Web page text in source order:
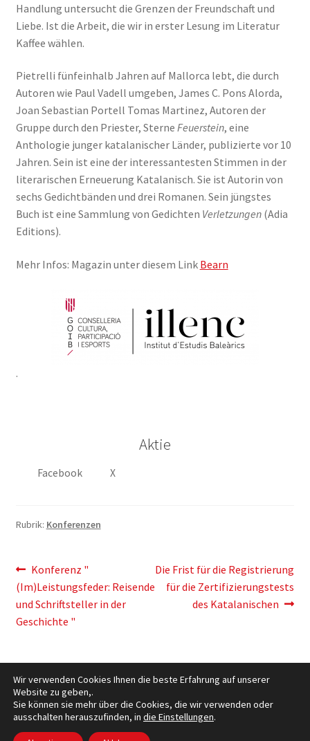
Handlung untersucht die Grenzen der Freundschaft und
Liebe. Ist die Arbeit, die wir in erster Lesung im Literatur
Kaffee wählen.
Pietrelli fünfeinhalb Jahren auf Mallorca lebt, die durch
Autoren wie Paul Vadell umgeben, James C. Pons Alorda,
Joan Sebastian Portell Tomas Martinez, Autoren der
Gruppe durch den Priester, Sterne Feuerstein, eine
Anthologie junger katalanischer Länder, publizierte vor 10
Jahren. Sein ist eine der interessantesten Stimmen in der
literarischen Erneuerung Katalanisch. Sie ist Autorin von
sechs Gedichtbänden und drei Romanen. Sein jüngstes
Buch ist eine Sammlung von Gedichten Verletzungen(Adia
Editions).
Mehr Infos: Magazin unter diesem Link Bearn
.
Aktie
Facebook X
Rubrik: Konferenzen
Artikelnavigation
Vorherigen
Post:
Konferenz "
(Im)Leistungsfeder: Reisende
und Schriftsteller in der
Geschichte "
Der
nächste
Eintrag:
Die Frist für die Registrierung
für die Zertifizierungstests
des Katalanischen
– © Ccluxemburg 2006 - 2026 –
Wir verwenden Cookies Ihnen die beste Erfahrung auf unserer
Website zu geben,.
Sie können sie mehr über die Cookies, die wir verwenden oder
ausschalten herauszufinden, in die Einstellungen.